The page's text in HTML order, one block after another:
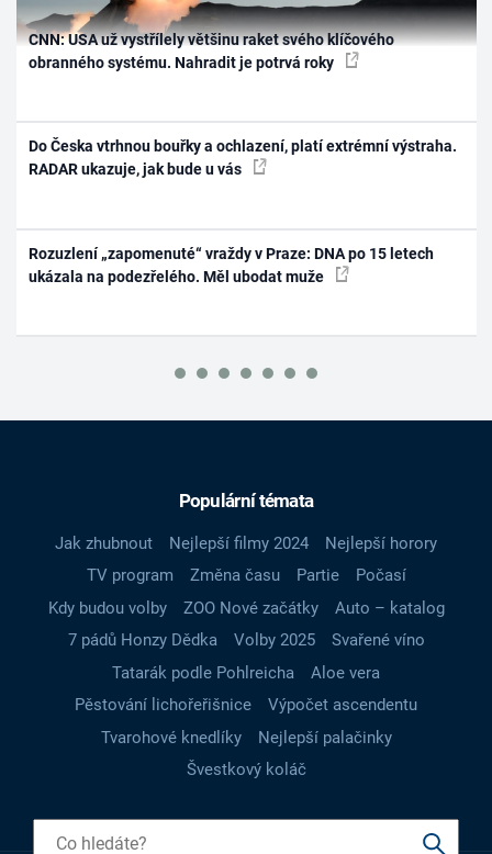
CNN: USA už vystřílely většinu raket svého klíčového
obranného systému. Nahradit je potrvá roky
Do Česka vtrhnou bouřky a ochlazení, platí extrémní výstraha.
RADAR ukazuje, jak bude u vás
Rozuzlení „zapomenuté“ vraždy v Praze: DNA po 15 letech
ukázala na podezřelého. Měl ubodat muže
Populární témata
Jak zhubnout Nejlepší filmy 2024
Nejlepší horory
TV program
Změna času Partie
Počasí
Kdy budou volby
ZOO Nové začátky
Auto – katalog
7 pádů Honzy Dědka
Volby 2025
Svařené víno
Tatarák podle Pohlreicha
Aloe vera
Pěstování lichořeřišnice
Výpočet ascendentu
Tvarohové knedlíky
Nejlepší palačinky
Švestkový koláč